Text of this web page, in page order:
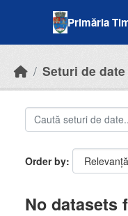
Primăria
Seturi de date
Order by
No datasets